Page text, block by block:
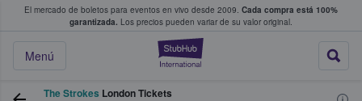
El mercado de boletos para eventos en vivo desde 2009. Cada compra está 100%
garantizada. Los precios pueden variar de su valor original.
StubHub: donde
Menú
fans compran y venden boletos
The Strokes London Tickets